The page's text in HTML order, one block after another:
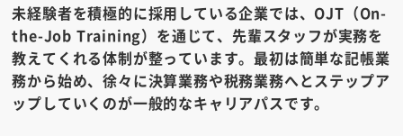
未経験者を積極的に採用している企業では、OJT（On-
the-Job Training）を通じて、先輩スタッフが実務を
教えてくれる体制が整っています。最初は簡単な記帳業
務から始め、徐々に決算業務や税務業務へとステップア
ップしていくのが一般的なキャリアパスです。